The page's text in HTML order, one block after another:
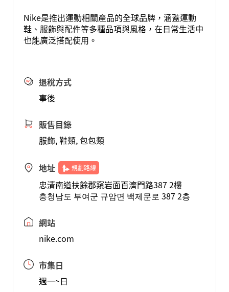
Nike是推出運動相關產品的全球品牌，涵蓋運動
鞋、服飾與配件等多種品項與風格，在日常生活中
也能廣泛搭配使用。
退稅方式
事後
販售目錄
服飾, 鞋類, 包包類
地址 規劃路線
忠清南道扶餘郡窺岩面百濟門路387 2樓
충청남도 부여군 규암면 백제문로 387 2층
網站
nike.com
市集日
週一~日